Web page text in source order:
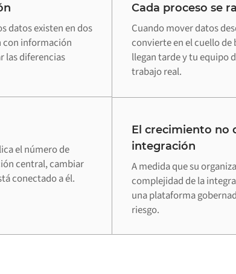
datos existen en dos
con información
las diferencias
Cada proceso se
Cuando mover datos
convierte en el cuello
llegan tarde y tu equipo
trabajo real.
el número de
central, cambiar
conectado a él.
El crecimiento no
integración
A medida que su
complejidad de la
una plataforma
riesgo.